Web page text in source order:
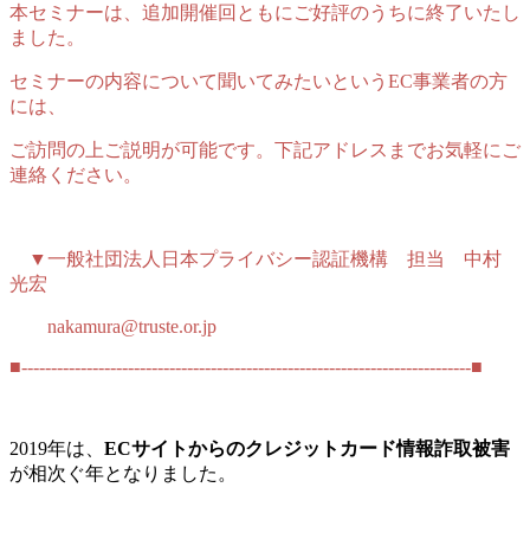
本セミナーは、追加開催回ともにご好評のうちに終了いたし
ました。
セミナーの内容について聞いてみたいというEC事業者の方
には、
ご訪問の上ご説明が可能です。下記アドレスまでお気軽にご
連絡ください。
▼一般社団法人日本プライバシー認証機構 担当 中村
光宏
nakamura@truste.or.jp
■----------------------------------------------------------------------------■
2019年は、 ECサイトからのクレジットカード情報詐取被害
が相次ぐ年となりました。